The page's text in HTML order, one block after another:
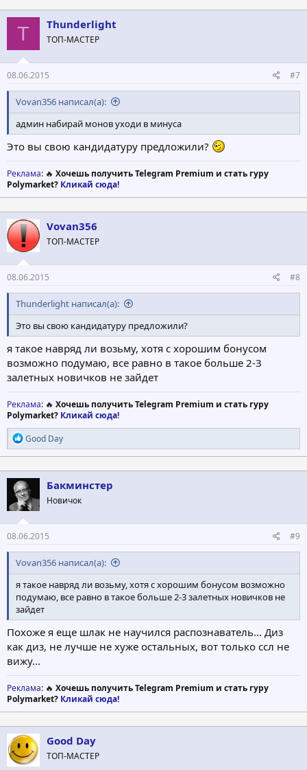
к
ц
и
:
T Thunderlight
ТОП-МАСТЕР
08.06.2015 #7
Vovan356 написал(а):
админ набирай монов уходи в минуса
Это вы свою кандидатуру предложили?
Реклама: 🔥 Хочешь получить Telegram Premium и стать гуру
Polymarket? Кликай сюда!
Vovan356
ТОП-МАСТЕР
08.06.2015 #8
Thunderlight написал(а):
Это вы свою кандидатуру предложили?
я такое навряд ли возьму, хотя с хорошим бонусом
возможно подумаю, все равно в такое больше 2-3
залетных новичков не зайдет
Реклама: 🔥 Хочешь получить Telegram Premium и стать гуру
Polymarket? Кликай сюда!
Р
е
а
к
ц
и
и
:
Good Day
Бакминстер
Новичок
08.06.2015 #9
Vovan356 написал(а):
я такое навряд ли возьму, хотя с хорошим бонусом возможно
подумаю, все равно в такое больше 2-3 залетных новичков не
зайдет
Похоже я еще шлак не научился распознаватель... Диз
как диз, не лучше не хуже остальных, вот только ссл не
вижу...
Реклама: 🔥 Хочешь получить Telegram Premium и стать гуру
Polymarket? Кликай сюда!
Good Day
ТОП-МАСТЕР